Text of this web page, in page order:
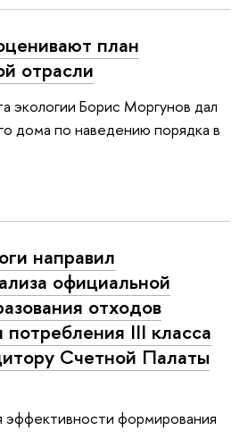
план
отрасли
экологии Борис Моргунов дал
дома по наведению порядка в
направил
официальной
отходов
потребления III класса
Счетной Палаты
формирования